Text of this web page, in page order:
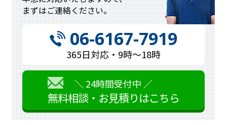
まずはご連絡ください。
06-6167-7919
365日対応・9時〜18時
＼ 24時間受付中 ／
無料相談・お見積りはこちら